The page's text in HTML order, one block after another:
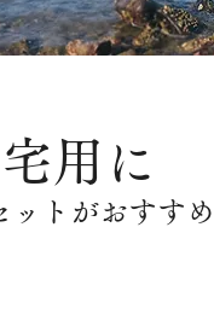
用に
ットがおすす